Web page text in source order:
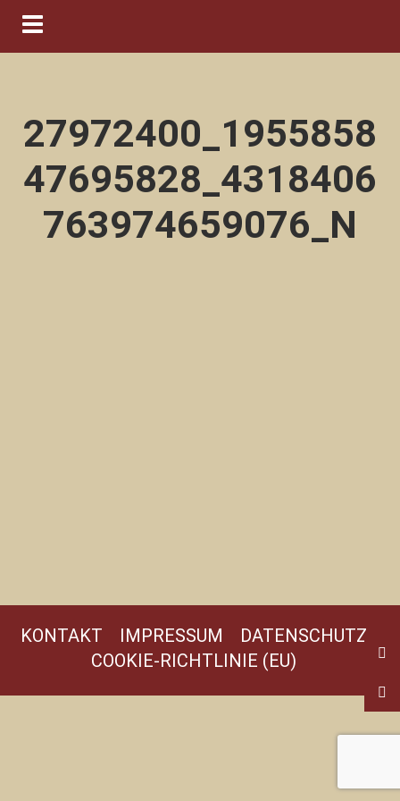
Navigation ein-/ausblenden
27972400_1955858
47695828_4318406
763974659076_N
KONTAKT IMPRESSUM
DATENSCHUTZ
COOKIE-RICHTLINIE (EU)